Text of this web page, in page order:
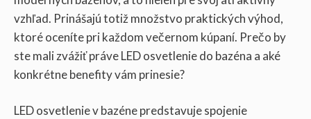
vzhľad. Prinášajú totiž množstvo praktických výhod,
ktoré oceníte pri každom večernom kúpaní. Prečo by
ste mali zvážiť práve LED osvetlenie do bazéna a aké
konkrétne benefity vám prinesie?
LED osvetlenie v bazéne predstavuje spojenie